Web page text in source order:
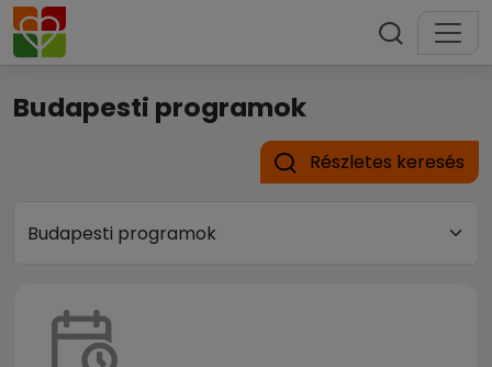
Budapesti programok
Részletes keresés